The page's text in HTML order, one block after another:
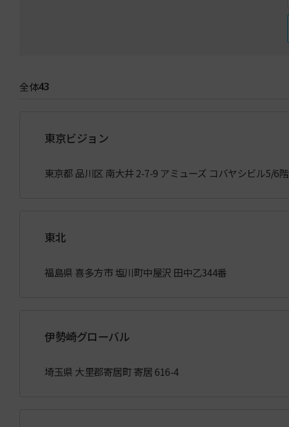
全体43
東京ビジョン
東京都 品川区 南大井 2-7-9 アミューズ コバヤシビル5/6階
東北
福島県 喜多方市 塩川町中屋沢 田中乙344番
伊勢崎グローバル
埼玉県 大里郡寄居町 寄居 616-4